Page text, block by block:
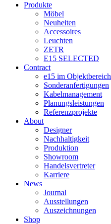
Produkte
Möbel
Neuheiten
Accessoires
Leuchten
ZETR
E15 SELECTED
Contract
e15 im Objektbereich
Sonderanfertigungen
Kabelmanagement
Planungsleistungen
Referenzprojekte
About
Designer
Nachhaltigkeit
Produktion
Showroom
Handelsvertreter
Karriere
News
Journal
Ausstellungen
Auszeichnungen
Shop